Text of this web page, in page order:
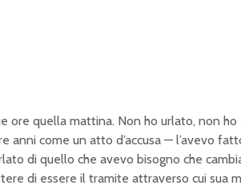
ore quella mattina. Non ho urlato, non
anni come un atto d’accusa — l’avevo
di quello che avevo bisogno che
di essere il tramite attraverso cui sua